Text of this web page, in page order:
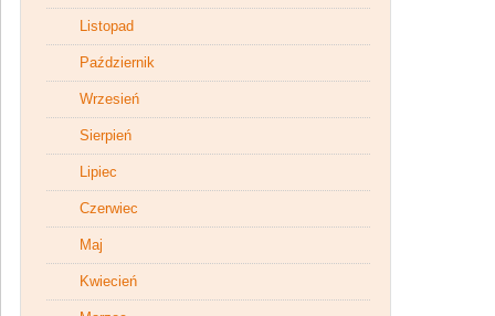
Listopad
Październik
Wrzesień
Sierpień
Lipiec
Czerwiec
Maj
Kwiecień